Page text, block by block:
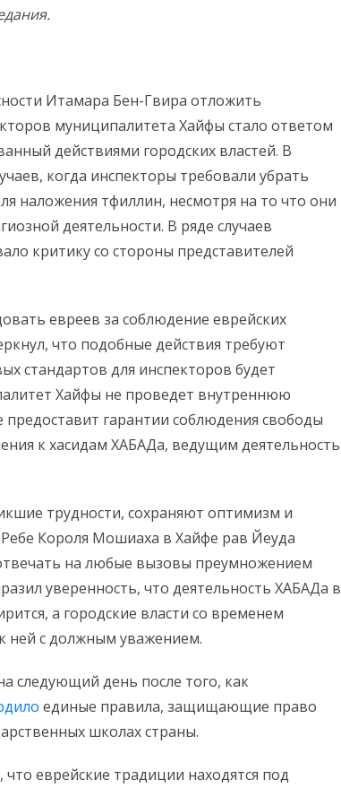
Итамара Бен-Гвира отложить
муниципалитета Хайфы стало ответом
действиями городских властей. В
когда инспекторы требовали убрать
наложения тфиллин, несмотря на то что они
деятельности. В ряде случаев
критику со стороны представителей
евреев за соблюдение еврейских
что подобные действия требуют
стандартов для инспекторов будет
Хайфы не проведет внутреннюю
гарантии соблюдения свободы
к хасидам ХАБАДа, ведущим деятельность
трудности, сохраняют оптимизм и
Короля Мошиаха в Хайфе рав Йеуда
на любые вызовы преумножением
уверенность, что деятельность ХАБАДа в
а городские власти со временем
ней с должным уважением.
следующий день после того, как
единые правила, защищающие право
школах страны.
еврейские традиции находятся под